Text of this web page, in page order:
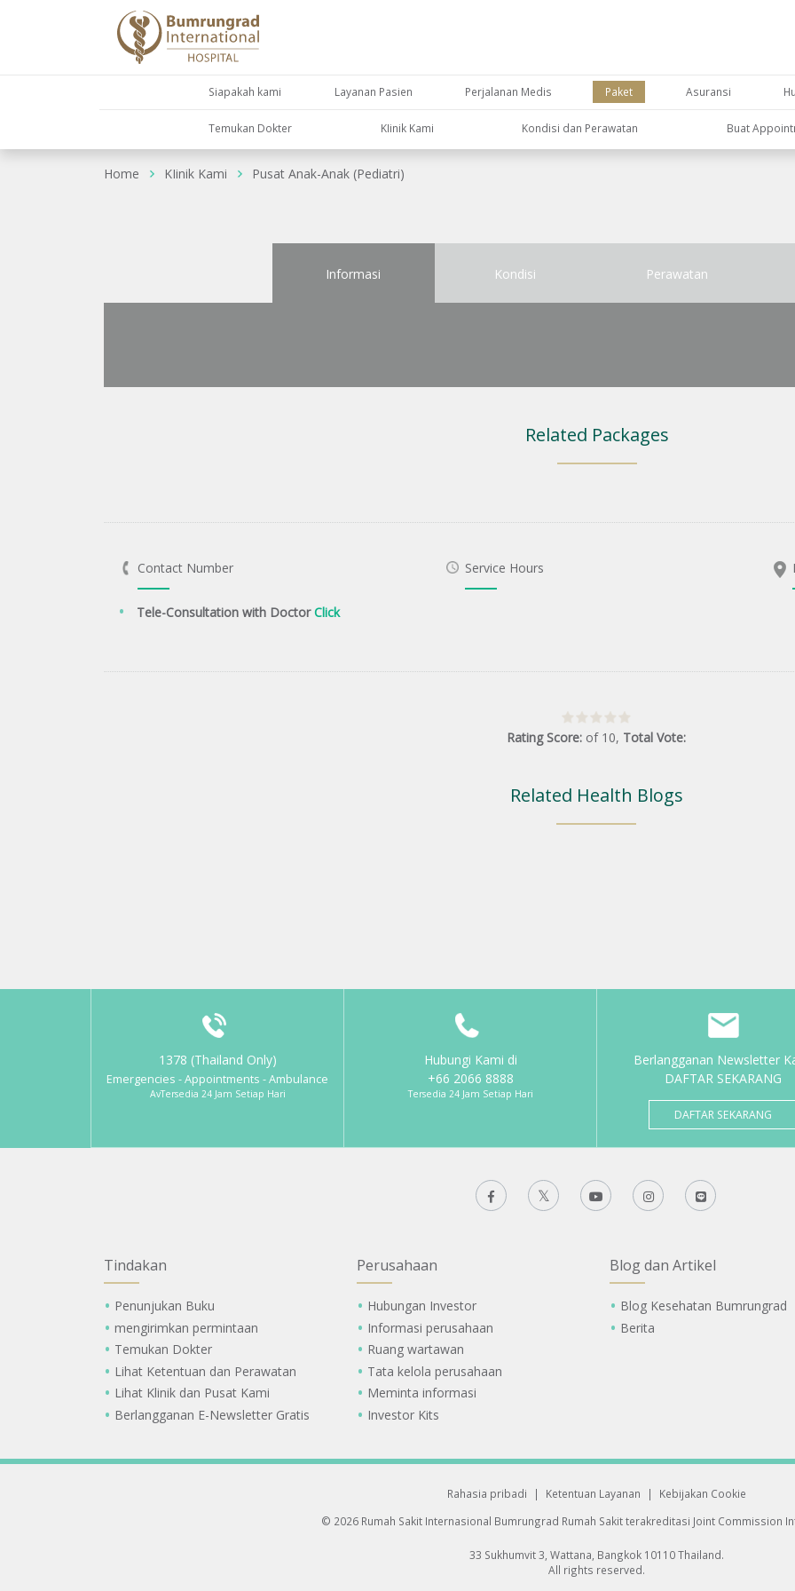
Siapakah kami Layanan Pasien Perjalanan Medis Paket Asuransi
Temukan Dokter KIinik Kami Kondisi dan Perawatan Buat
Home KIinik Kami Pusat Anak-Anak (Pediatri)
Informasi Kondisi Perawatan
Related Packages
Contact Number
Tele-Consultation with DoctorClick
Service Hours
Rating Score: of 10, Total Vote:
Related Health Blogs
1378 (Thailand Only)
Emergencies - Appointments - Ambulance
AvTersedia 24 Jam Setiap Hari
Hubungi Kami di
+66 2066 8888
Tersedia 24 Jam Setiap Hari
Berlangganan Newsletter
DAFTAR SEKARANG
DAFTAR SEKARANG
Tindakan
Penunjukan Buku
mengirimkan permintaan
Temukan Dokter
Lihat Ketentuan dan Perawatan
Lihat Klinik dan Pusat Kami
Berlangganan E-Newsletter Gratis
Perusahaan
Hubungan Investor
Informasi perusahaan
Ruang wartawan
Tata kelola perusahaan
Meminta informasi
Investor Kits
Blog dan Artikel
Blog Kesehatan Bumrungrad
Berita
Rahasia pribadi | Ketentuan Layanan |
Kebijakan Cookie
© 2026 Rumah Sakit Internasional Bumrungrad Rumah Sakit terakreditasi Joint Commission
33 Sukhumvit 3, Wattana, Bangkok 10110 Thailand.
All rights reserved.